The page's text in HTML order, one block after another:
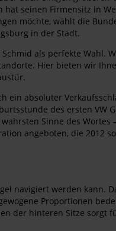
seinen Firmensitz in
möchte, wählt die
in der Stadt.
als perfekte Wahl.
Hier bieten wir
ein absoluter
des ersten
Sinne des
angeboten, die 2012
navigiert werden kann.
Proportionen
der hinteren Sitze sorgt